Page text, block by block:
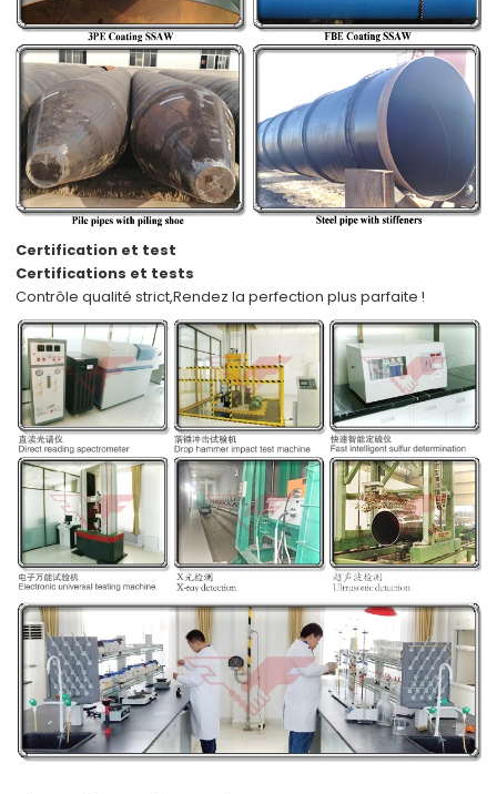
Certification et test
Certifications et tests
Contrôle qualité strict,Rendez la perfection plus parfaite !